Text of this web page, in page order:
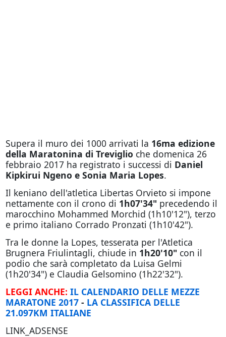
Supera il muro dei 1000 arrivati la 16ma edizione
della Maratonina di Treviglio che domenica 26
febbraio 2017 ha registrato i successi di Daniel
Kipkirui Ngeno e Sonia Maria Lopes.
Il keniano dell'atletica Libertas Orvieto si impone
nettamente con il crono di 1h07'34" precedendo il
marocchino Mohammed Morchid (1h10'12"), terzo
e primo italiano Corrado Pronzati (1h10'42").
Tra le donne la Lopes, tesserata per l'Atletica
Brugnera Friulintagli, chiude in 1h20'10" con il
podio che sarà completato da Luisa Gelmi
(1h20'34") e Claudia Gelsomino (1h22'32").
LEGGI ANCHE: IL CALENDARIO DELLE MEZZE
MARATONE 2017- LA CLASSIFICA DELLE
21.097KM ITALIANE
LINK_ADSENSE